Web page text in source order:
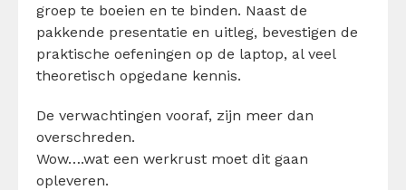
groep te boeien en te binden. Naast de
pakkende presentatie en uitleg, bevestigen de
praktische oefeningen op de laptop, al veel
theoretisch opgedane kennis.
De verwachtingen vooraf, zijn meer dan
overschreden.
Wow….wat een werkrust moet dit gaan
opleveren.